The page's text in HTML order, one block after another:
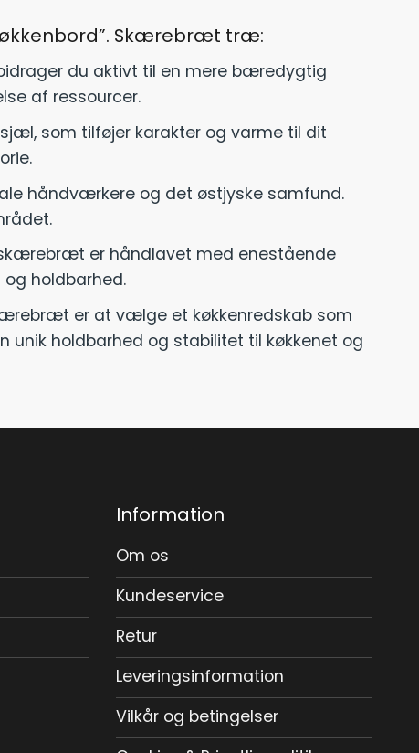
Skærebræt træ:
du aktivt til en mere bæredygtig
af ressourcer.
som tilføjer karakter og varme til dit
håndværkere og det østjyske samfund.
er håndlavet med enestående
holdbarhed.
er at vælge et køkkenredskab som
holdbarhed og stabilitet til køkkenet og
Information
Om os
Kundeservice
Retur
Leveringsinformation
Vilkår og betingelser